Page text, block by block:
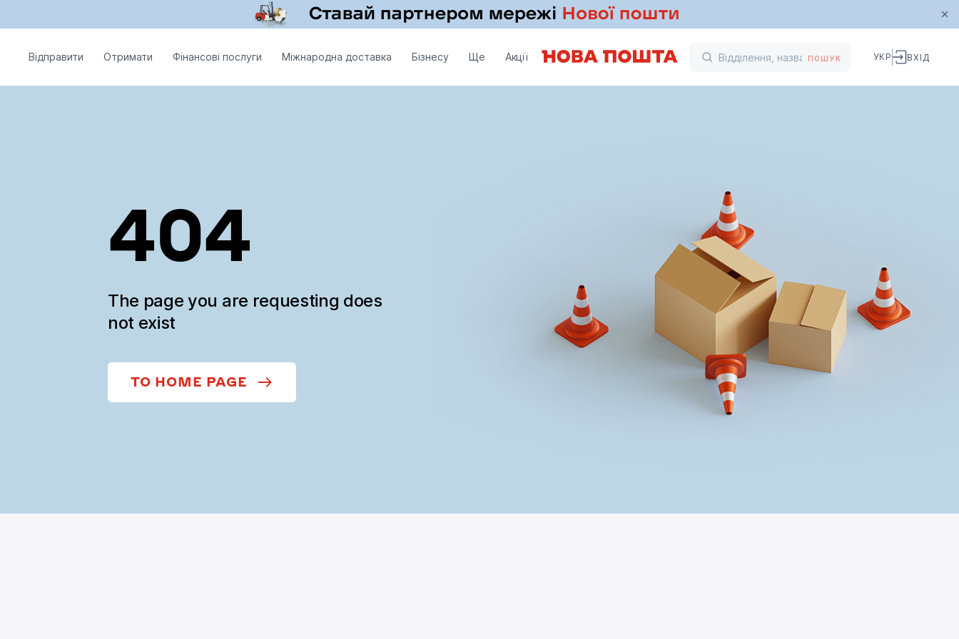
Відправити Отримати Фінансові послуги Міжнародна доставка Бізнесу Ще Акції ПОШУК УКР ВХІД
404
The page you are requesting does
not exist
TO HOME PAGE